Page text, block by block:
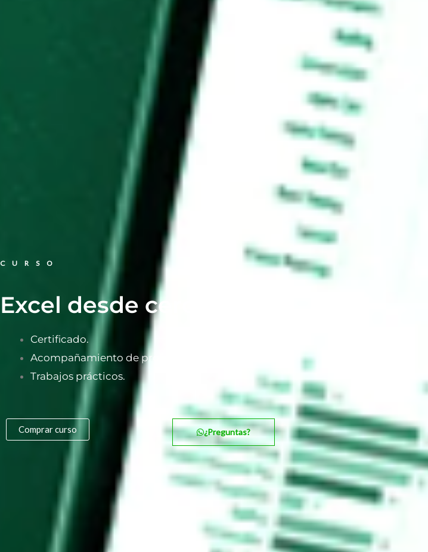
CURSO
Excel desde cero
Certificado.
Acompañamiento de profesores.
Trabajos prácticos.
Comprar curso ¿Preguntas?